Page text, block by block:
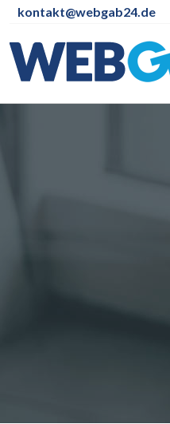
kontakt@webgab24.de